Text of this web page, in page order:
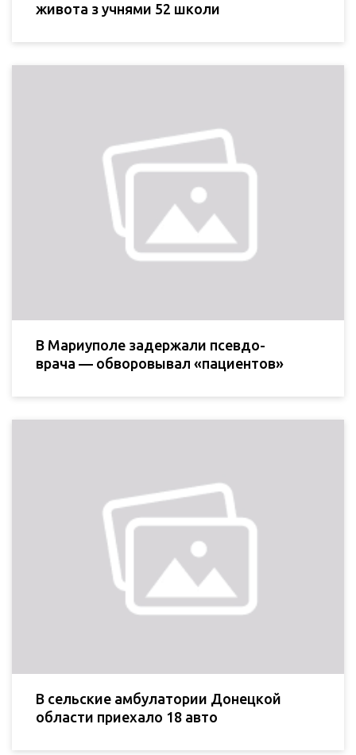
живота з учнями 52 школи
В Мариуполе задержали псевдо-
врача — обворовывал «пациентов»
В сельские амбулатории Донецкой
области приехало 18 авто